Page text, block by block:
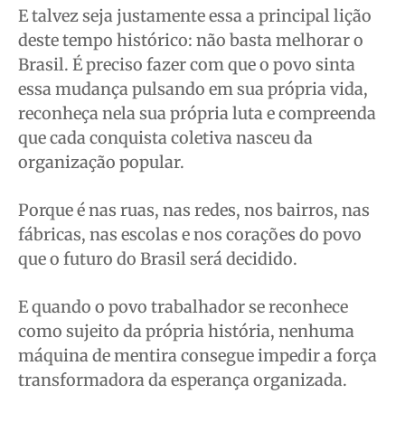
E talvez seja justamente essa a principal lição
deste tempo histórico: não basta melhorar o
Brasil. É preciso fazer com que o povo sinta
essa mudança pulsando em sua própria vida,
reconheça nela sua própria luta e compreenda
que cada conquista coletiva nasceu da
organização popular.
Porque é nas ruas, nas redes, nos bairros, nas
fábricas, nas escolas e nos corações do povo
que o futuro do Brasil será decidido.
E quando o povo trabalhador se reconhece
como sujeito da própria história, nenhuma
máquina de mentira consegue impedir a força
transformadora da esperança organizada.